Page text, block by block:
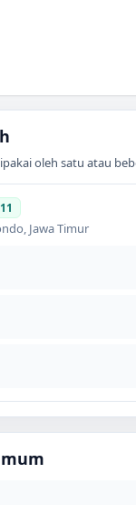
oleh satu atau
, Jawa Timur